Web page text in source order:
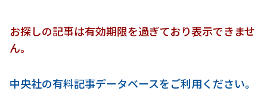
お探しの記事は有効期限を過ぎており表示できませ
ん。
中央社の有料記事データベースをご利用ください。